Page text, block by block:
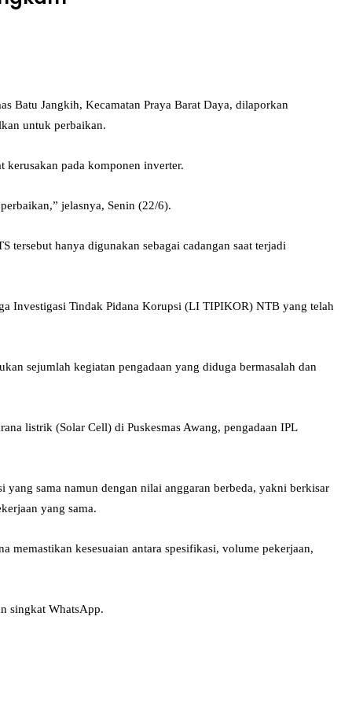
Batu Jangkih, Kecamatan Praya Barat Daya, dilaporkan
untuk perbaikan.
kerusakan pada komponen inverter.
jelasnya, Senin (22/6).
tersebut hanya digunakan sebagai cadangan saat terjadi
Investigasi Tindak Pidana Korupsi (LI TIPIKOR) NTB yang telah
sejumlah kegiatan pengadaan yang diduga bermasalah dan
listrik (Solar Cell) di Puskesmas Awang, pengadaan IPL
sama namun dengan nilai anggaran berbeda, yakni berkisar
yang sama.
kesesuaian antara spesifikasi, volume pekerjaan,
singkat WhatsApp.